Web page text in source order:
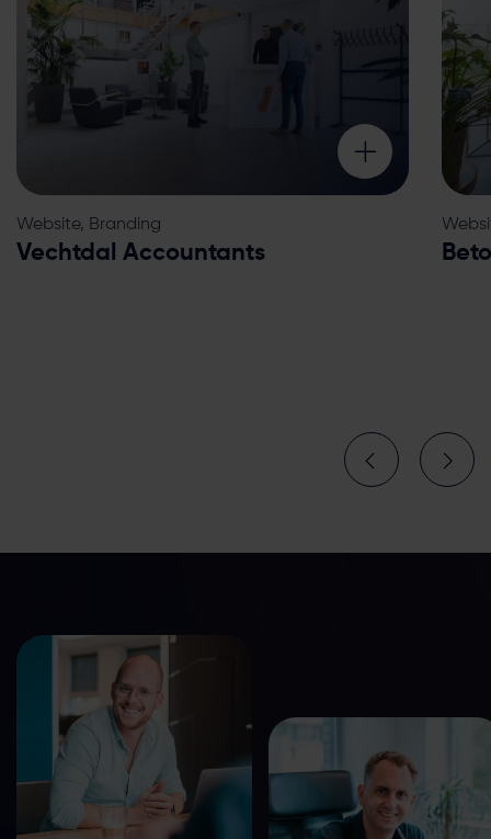
Website, Branding
Vechtdal Accountants